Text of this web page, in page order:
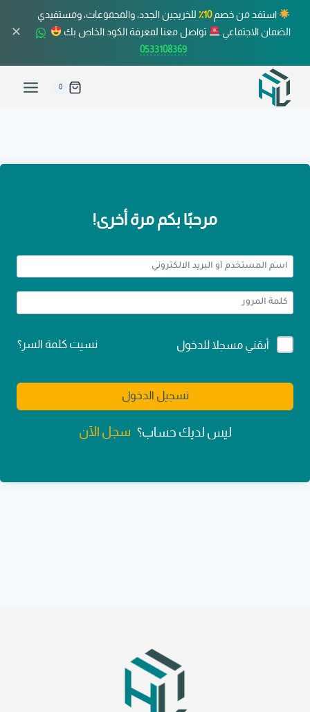
استفد من خصم10٪
للخريجين الجدد، والمجموعات، ومستفيدي
الضمان الاجتماعي
تواصل معنا لمعرفة الكود الخاص بك
0533108369
✕
0
مرحبًا بكم مرة أخرى!
Alternative:
أبقني مسجلا للدخول نسيت كلمة السر؟
تسجيل الدخول
ليس لديك حساب؟ سجل الآن